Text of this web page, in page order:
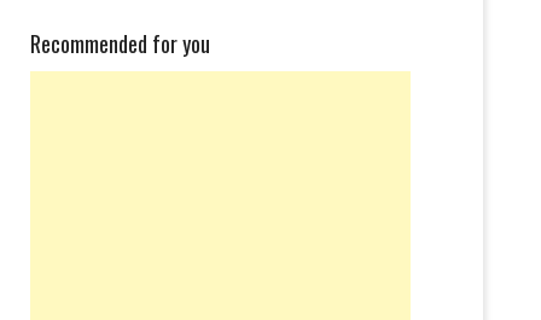
Recommended for you